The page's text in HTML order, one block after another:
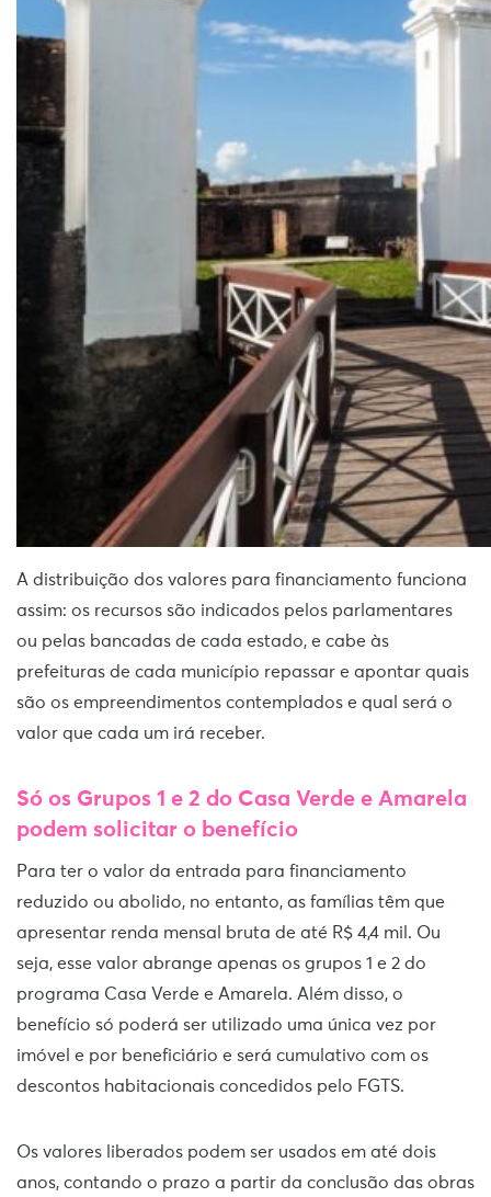
A distribuição dos valores para financiamento funciona
assim: os recursos são indicados pelos parlamentares
ou pelas bancadas de cada estado, e cabe às
prefeituras de cada município repassar e apontar quais
são os empreendimentos contemplados e qual será o
valor que cada um irá receber.
Só os Grupos 1 e 2 do Casa Verde e Amarela
podem solicitar o benefício
Para ter o valor da entrada para financiamento
reduzido ou abolido, no entanto, as famílias têm que
apresentar renda mensal bruta de até R$ 4,4 mil. Ou
seja, esse valor abrange apenas os grupos 1 e 2 do
programa Casa Verde e Amarela. Além disso, o
benefício só poderá ser utilizado uma única vez por
imóvel e por beneficiário e será cumulativo com os
descontos habitacionais concedidos pelo FGTS.
Os valores liberados podem ser usados em até dois
anos, contando o prazo a partir da conclusão das obras